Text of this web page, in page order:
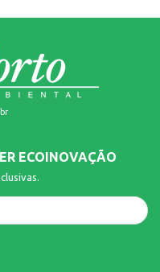
ECOINOVAÇÃO